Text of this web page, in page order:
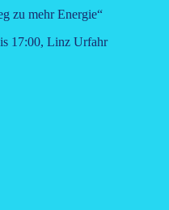
zu mehr Energie“
17:00, Linz Urfahr